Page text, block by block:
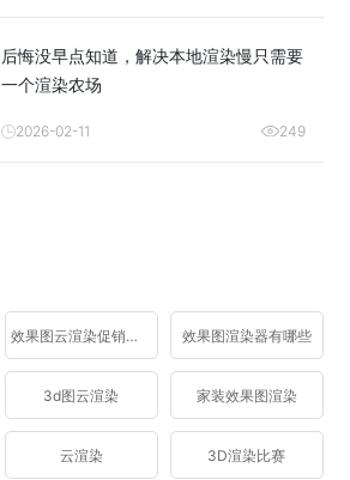
后悔没早点知道，解决本地渲染慢只需要
一个渲染农场
2026-02-11 249
效果图云渲染促销活动 效果图渲染器有哪些
3d图云渲染 家装效果图渲染
云渲染 3D渲染比赛